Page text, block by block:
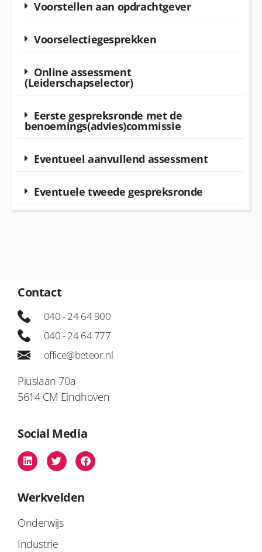
Voorstellen aan opdrachtgever
Voorselectiegesprekken
Online assessment
(Leiderschapselector)
Eerste gespreksronde met de
benoemings(advies)commissie
Eventueel aanvullend assessment
Eventuele tweede gespreksronde
Contact
040 - 24 64 900
040 - 24 64 777
office@beteor.nl
Piuslaan 70a
5614 CM Eindhoven
Social Media
Werkvelden
Onderwijs
Industrie